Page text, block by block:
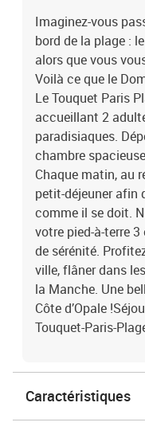
Imaginez-vous
bord de la plage :
alors que vous
Voilà ce que le
Le Touquet Paris
accueillant 2
paradisiaques.
chambre
Chaque matin, au
petit-déjeuner afin
comme il se doit.
votre pied-à-terre
de sérénité.
ville, flâner dans
la Manche. Une
Côte d’Opale
Touquet-Paris-
Caractéristiques